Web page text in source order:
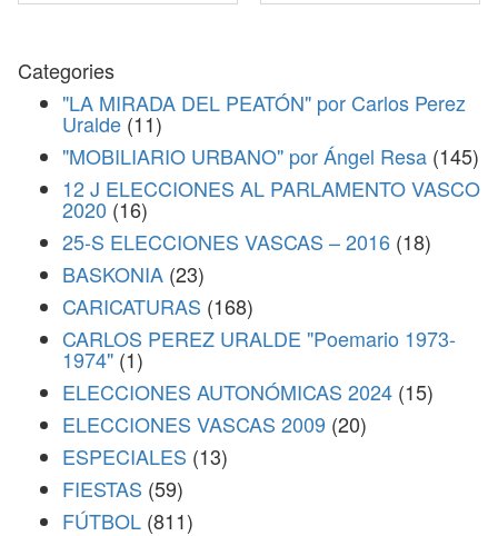
Categories
"LA MIRADA DEL PEATÓN" por Carlos Perez
Uralde (11)
"MOBILIARIO URBANO" por Ángel Resa (145)
12 J ELECCIONES AL PARLAMENTO VASCO
2020 (16)
25-S ELECCIONES VASCAS – 2016 (18)
BASKONIA (23)
CARICATURAS (168)
CARLOS PEREZ URALDE "Poemario 1973-
1974" (1)
ELECCIONES AUTONÓMICAS 2024 (15)
ELECCIONES VASCAS 2009 (20)
ESPECIALES (13)
FIESTAS (59)
FÚTBOL (811)